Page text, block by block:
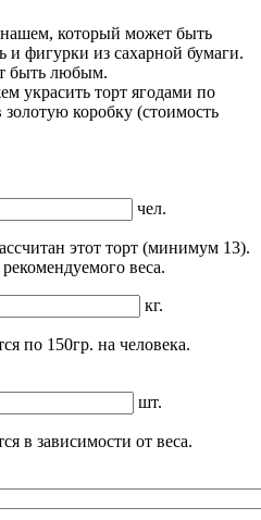
который может быть
и фигурки из сахарной бумаги.
быть любым.
украсить торт ягодами по
золотую коробку (стоимость
чел.
этот торт (минимум 13).
веса.
кг.
по 150гр. на человека.
шт.
в зависимости от веса.